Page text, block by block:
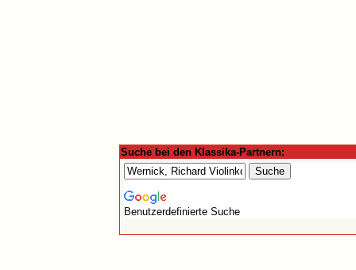
Suche bei den Klassika-Partnern:
Benutzerdefinierte Suche